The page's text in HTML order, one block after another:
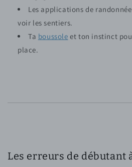
Les applications de
voir les sentiers.
Ta boussole et ton instinct
place.
Les erreurs de débutant